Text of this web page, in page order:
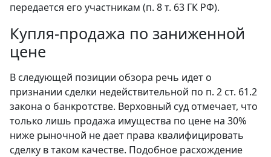
передается его участникам (п. 8 т. 63 ГК РФ).
Купля-продажа по заниженной
цене
В следующей позиции обзора речь идет о
признании сделки недействительной по п. 2 ст. 61.2
закона о банкротстве. Верховный суд отмечает, что
только лишь продажа имущества по цене на 30%
ниже рыночной не дает права квалифицировать
сделку в таком качестве. Подобное расхождение